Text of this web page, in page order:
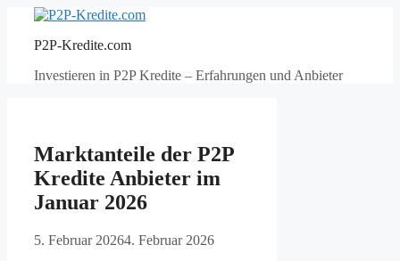
springenP2P-Kredite.com
Investieren in P2P Kredite – Erfahrungen und Anbieter
Marktanteile der P2P
Kredite Anbieter im
Januar 2026
5. Februar 20264. Februar 2026